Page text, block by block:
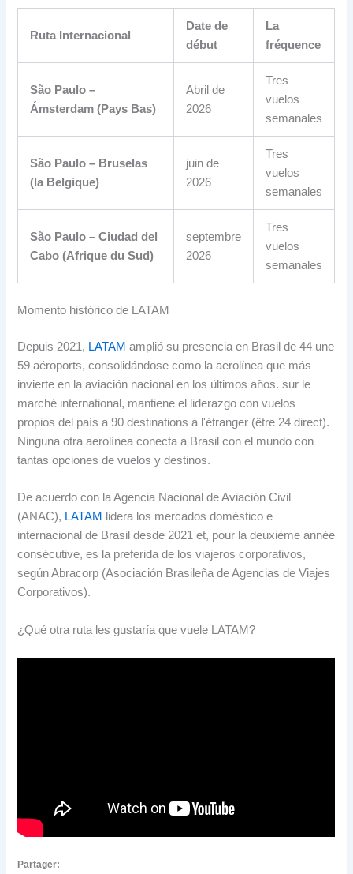
Ruta Internacional
Date de
début
La
fréquence
São Paulo –
Ámsterdam (Pays Bas)
Abril de
2026
Tres
vuelos
semanales
São Paulo – Bruselas
(la Belgique)
juin de
2026
Tres
vuelos
semanales
São Paulo – Ciudad del
Cabo (Afrique du Sud)
septembre
2026
Tres
vuelos
semanales
Momento histórico de LATAM
Depuis 2021, LATAM amplió su presencia en Brasil de 44 une
59 aéroports,consolidándose como la aerolínea que más
invierte en la aviación nacional en los últimos años. sur le
marché international, mantiene el liderazgo con vuelos
propios del país a 90 destinations à l'étranger (être 24 direct).
Ninguna otra aerolínea conecta a Brasil con el mundo con
tantas opciones de vuelos y destinos.
De acuerdo con la Agencia Nacional de Aviación Civil
(ANAC), LATAM
lidera los mercados doméstico e
internacional de Brasil desde 2021 et, pour la deuxième année
consécutive,es la preferida de los viajeros corporativos,
según Abracorp (Asociación Brasileña de Agencias de Viajes
Corporativos).
¿Qué otra ruta les gustaría que vuele LATAM?
Partager: